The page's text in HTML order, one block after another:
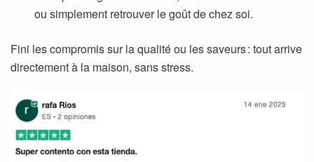
ou simplement retrouver le goût de chez soi.
Fini les compromis sur la qualité ou les saveurs : tout arrive
directement à la maison, sans stress.